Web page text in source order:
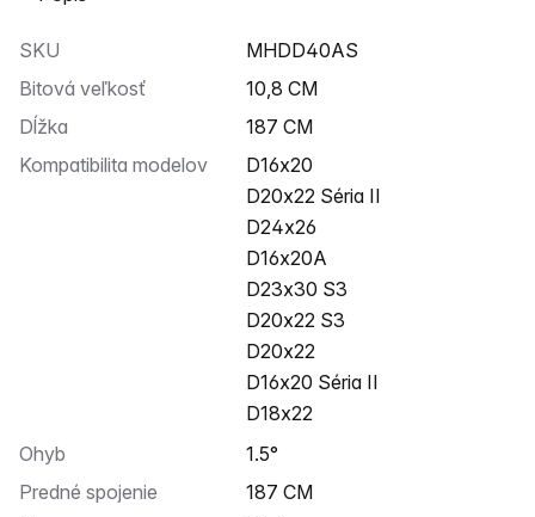
SKU
MHDD40AS
Bitová veľkosť
10,8 CM
Dĺžka
187 CM
Kompatibilita modelov
D16x20
D20x22 Séria II
D24x26
D16x20A
D23x30 S3
D20x22 S3
D20x22
D16x20 Séria II
D18x22
Ohyb
1.5°
Predné spojenie
187 CM